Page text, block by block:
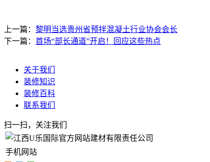
上一篇： 黎明当选贵州省预拌混凝土行业协会会长
下一篇： 首场“部长通道”开启！回应这些热点
关于我们
装修知识
装修百科
联系我们
扫一扫，关注我们
手机网站